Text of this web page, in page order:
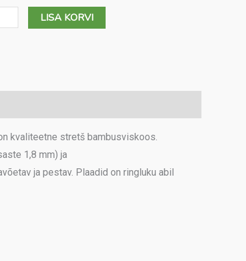
LISA KORVI
kvaliteetne stretš bambusviskoos.
1,8 mm) ja
ja pestav. Plaadid on ringluku abil